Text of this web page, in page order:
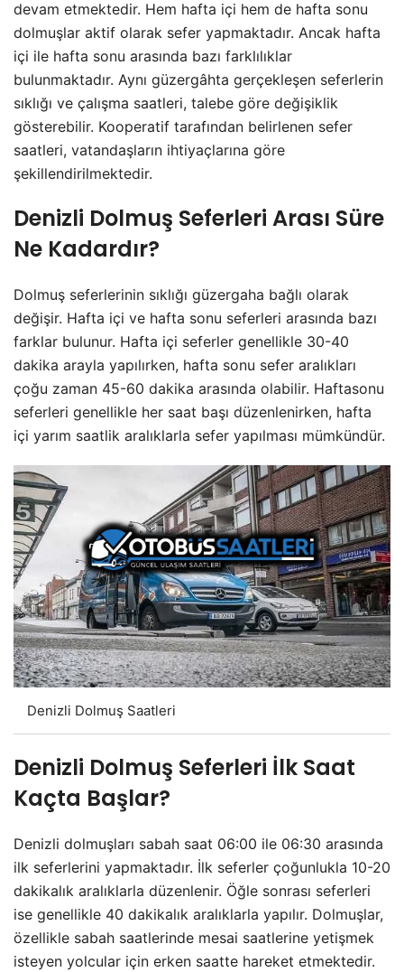
devam etmektedir. Hem hafta içi hem de hafta sonu
dolmuşlar aktif olarak sefer yapmaktadır. Ancak hafta
içi ile hafta sonu arasında bazı farklılıklar
bulunmaktadır. Aynı güzergâhta gerçekleşen seferlerin
sıklığı ve çalışma saatleri, talebe göre değişiklik
gösterebilir. Kooperatif tarafından belirlenen sefer
saatleri, vatandaşların ihtiyaçlarına göre
şekillendirilmektedir.
Denizli Dolmuş Seferleri Arası Süre
Ne Kadardır?
Dolmuş seferlerinin sıklığı güzergaha bağlı olarak
değişir. Hafta içi ve hafta sonu seferleri arasında bazı
farklar bulunur. Hafta içi seferler genellikle 30-40
dakika arayla yapılırken, hafta sonu sefer aralıkları
çoğu zaman 45-60 dakika arasında olabilir. Haftasonu
seferleri genellikle her saat başı düzenlenirken, hafta
içi yarım saatlik aralıklarla sefer yapılması mümkündür.
Denizli Dolmuş Saatleri
Denizli Dolmuş Seferleri İlk Saat
Kaçta Başlar?
Denizli dolmuşları sabah saat 06:00 ile 06:30 arasında
ilk seferlerini yapmaktadır. İlk seferler çoğunlukla 10-20
dakikalık aralıklarla düzenlenir. Öğle sonrası seferleri
ise genellikle 40 dakikalık aralıklarla yapılır. Dolmuşlar,
özellikle sabah saatlerinde mesai saatlerine yetişmek
isteyen yolcular için erken saatte hareket etmektedir.